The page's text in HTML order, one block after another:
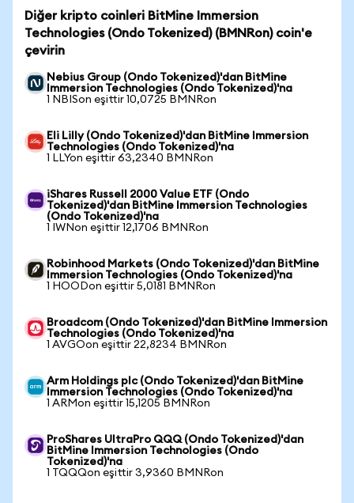
Diğer kripto coinleri BitMine Immersion
Technologies (Ondo Tokenized) (BMNRon) coin'e
çevirin
Nebius Group (Ondo Tokenized)'dan BitMine
Immersion Technologies (Ondo Tokenized)'na
1 NBISon eşittir 10,0725 BMNRon
Eli Lilly (Ondo Tokenized)'dan BitMine Immersion
Technologies (Ondo Tokenized)'na
1 LLYon eşittir 63,2340 BMNRon
iShares Russell 2000 Value ETF (Ondo
Tokenized)'dan BitMine Immersion Technologies
(Ondo Tokenized)'na
1 IWNon eşittir 12,1706 BMNRon
Robinhood Markets (Ondo Tokenized)'dan BitMine
Immersion Technologies (Ondo Tokenized)'na
1 HOODon eşittir 5,0181 BMNRon
Broadcom (Ondo Tokenized)'dan BitMine Immersion
Technologies (Ondo Tokenized)'na
1 AVGOon eşittir 22,8234 BMNRon
Arm Holdings plc (Ondo Tokenized)'dan BitMine
Immersion Technologies (Ondo Tokenized)'na
1 ARMon eşittir 15,1205 BMNRon
ProShares UltraPro QQQ (Ondo Tokenized)'dan
BitMine Immersion Technologies (Ondo
Tokenized)'na
1 TQQQon eşittir 3,9360 BMNRon